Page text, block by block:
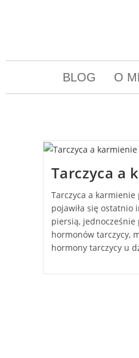
BLOG O
Tarczyca a
Tarczyca a
pojawiła się ostatnio
piersią,
hormonów tarczycy,
hormony tarczycy u